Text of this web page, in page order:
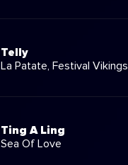
Telly
La Patate, Festival Vikings
Ting A Ling
Sea Of Love